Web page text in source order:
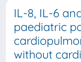
IL-8, IL-6
paediatric
without